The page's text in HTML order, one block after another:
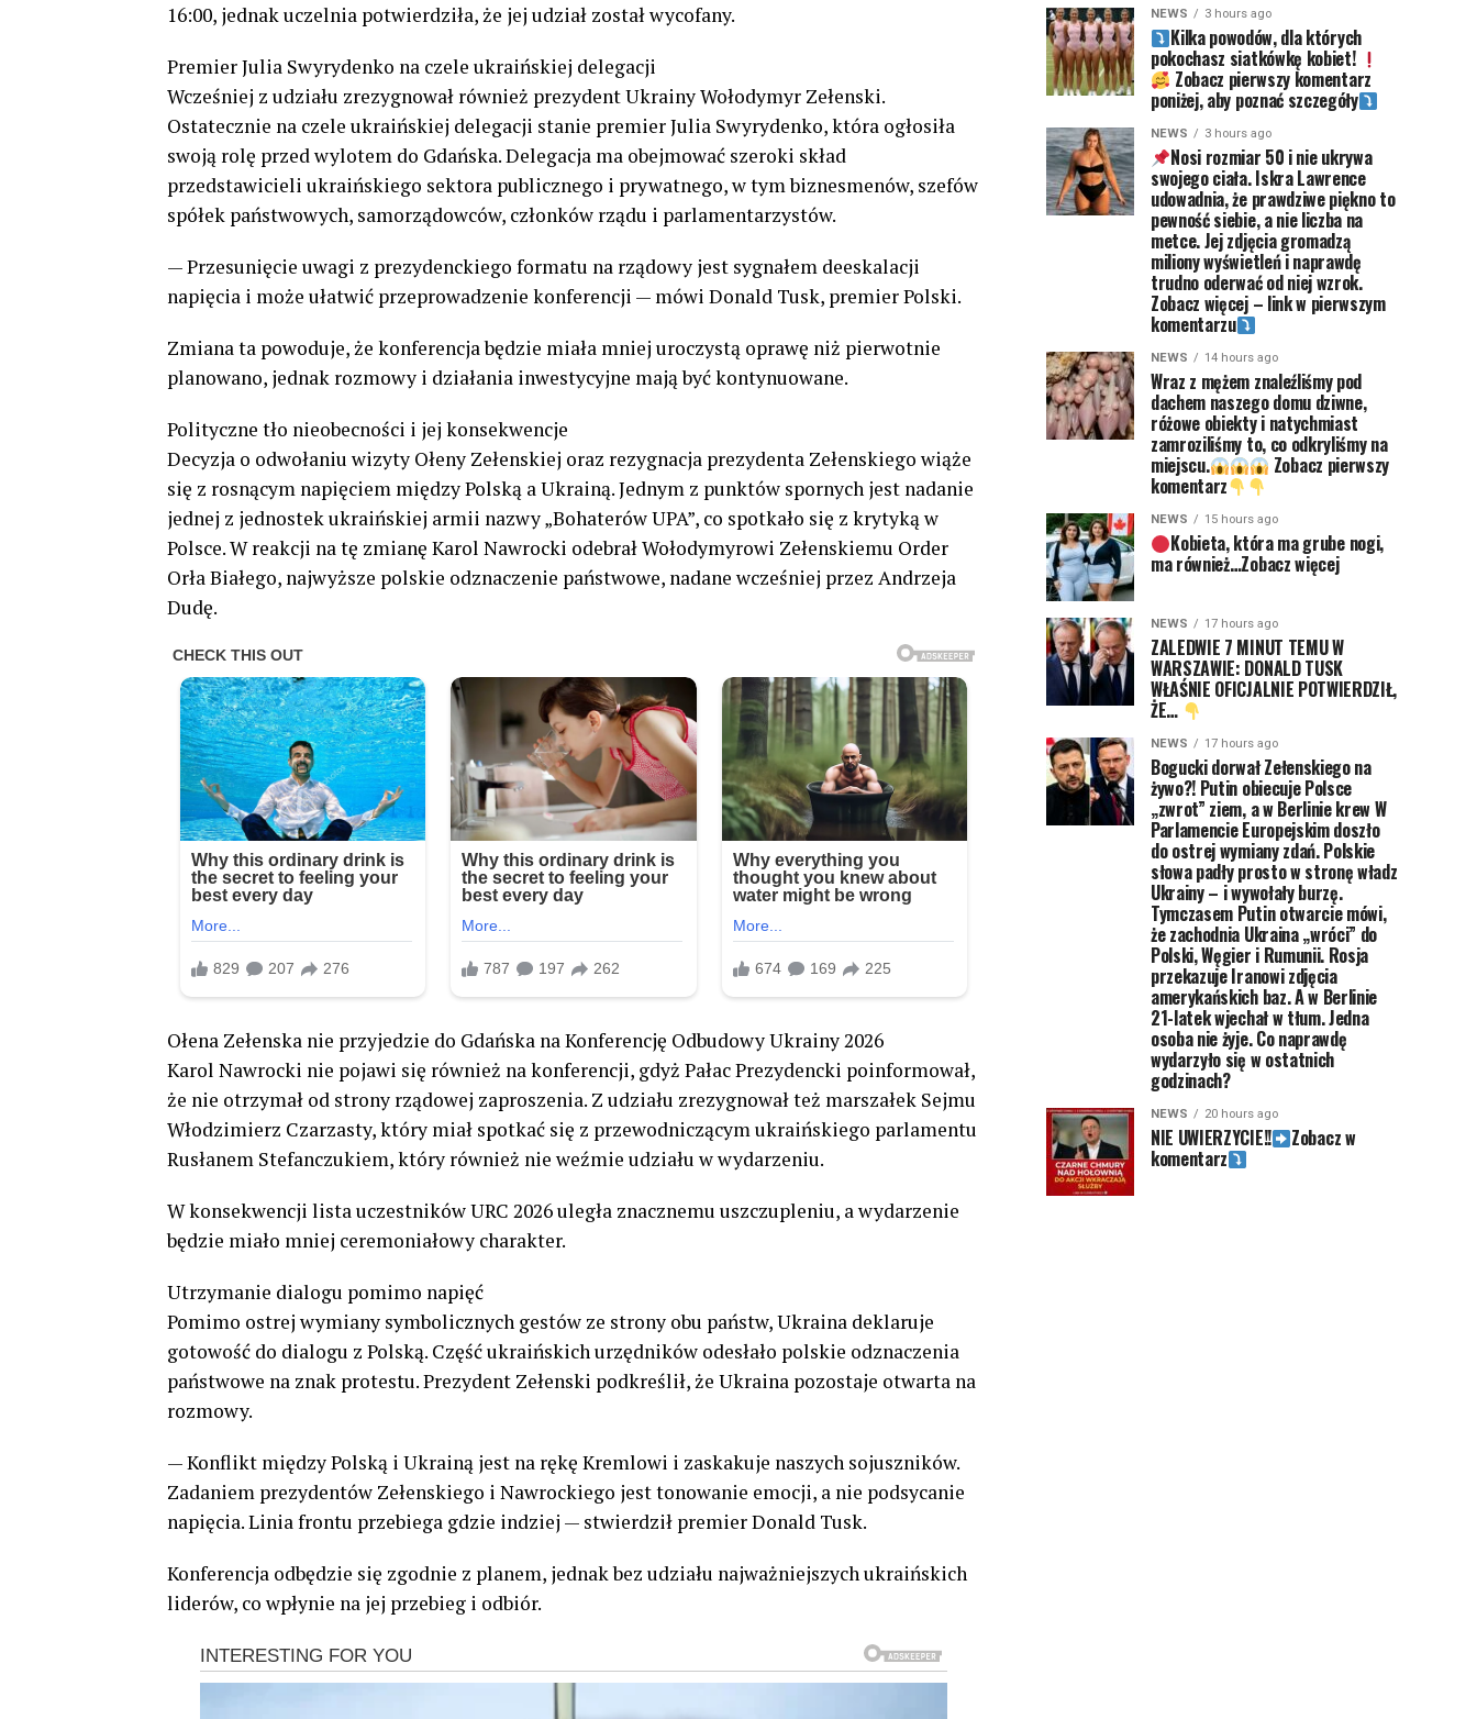
16:00, jednak uczelnia potwierdziła, że jej udział został wycofany.
Premier Julia Swyrydenko na czele ukraińskiej delegacji
Wcześniej z udziału zrezygnował również prezydent Ukrainy Wołodymyr Zełenski.
Ostatecznie na czele ukraińskiej delegacji stanie premier Julia Swyrydenko, która ogłosiła
swoją rolę przed wylotem do Gdańska. Delegacja ma obejmować szeroki skład
przedstawicieli ukraińskiego sektora publicznego i prywatnego, w tym biznesmenów, szefów
spółek państwowych, samorządowców, członków rządu i parlamentarzystów.
— Przesunięcie uwagi z prezydenckiego formatu na rządowy jest sygnałem deeskalacji
napięcia i może ułatwić przeprowadzenie konferencji — mówi Donald Tusk, premier Polski.
Zmiana ta powoduje, że konferencja będzie miała mniej uroczystą oprawę niż pierwotnie
planowano, jednak rozmowy i działania inwestycyjne mają być kontynuowane.
Polityczne tło nieobecności i jej konsekwencje
Decyzja o odwołaniu wizyty Ołeny Zełenskiej oraz rezygnacja prezydenta Zełenskiego wiąże
się z rosnącym napięciem między Polską a Ukrainą. Jednym z punktów spornych jest nadanie
jednej z jednostek ukraińskiej armii nazwy „Bohaterów UPA”, co spotkało się z krytyką w
Polsce. W reakcji na tę zmianę Karol Nawrocki odebrał Wołodymyrowi Zełenskiemu Order
Orła Białego, najwyższe polskie odznaczenie państwowe, nadane wcześniej przez Andrzeja
Dudę.
Ołena Zełenska nie przyjedzie do Gdańska na Konferencję Odbudowy Ukrainy 2026
Karol Nawrocki nie pojawi się również na konferencji, gdyż Pałac Prezydencki poinformował,
że nie otrzymał od strony rządowej zaproszenia. Z udziału zrezygnował też marszałek Sejmu
Włodzimierz Czarzasty, który miał spotkać się z przewodniczącym ukraińskiego parlamentu
Rusłanem Stefanczukiem, który również nie weźmie udziału w wydarzeniu.
W konsekwencji lista uczestników URC 2026 uległa znacznemu uszczupleniu, a wydarzenie
będzie miało mniej ceremoniałowy charakter.
Utrzymanie dialogu pomimo napięć
Pomimo ostrej wymiany symbolicznych gestów ze strony obu państw, Ukraina deklaruje
gotowość do dialogu z Polską. Część ukraińskich urzędników odesłało polskie odznaczenia
państwowe na znak protestu. Prezydent Zełenski podkreślił, że Ukraina pozostaje otwarta na
rozmowy.
— Konflikt między Polską i Ukrainą jest na rękę Kremlowi i zaskakuje naszych sojuszników.
Zadaniem prezydentów Zełenskiego i Nawrockiego jest tonowanie emocji, a nie podsycanie
napięcia. Linia frontu przebiega gdzie indziej — stwierdził premier Donald Tusk.
Konferencja odbędzie się zgodnie z planem, jednak bez udziału najważniejszych ukraińskich
liderów, co wpłynie na jej przebieg i odbiór.
NEWS 3 hours ago
Kilka powodów, dla których
pokochasz siatkówkę kobiet!
Zobacz pierwszy komentarz
poniżej, aby poznać szczegóły
NEWS 3 hours ago
Nosi rozmiar 50 i nie ukrywa
swojego ciała. Iskra Lawrence
udowadnia, że prawdziwe piękno to
pewność siebie, a nie liczba na
metce. Jej zdjęcia gromadzą
miliony wyświetleń i naprawdę
trudno oderwać od niej wzrok.
Zobacz więcej – link w pierwszym
komentarzu
NEWS 14 hours ago
Wraz z mężem znaleźliśmy pod
dachem naszego domu dziwne,
różowe obiekty i natychmiast
zamroziliśmy to, co odkryliśmy na
miejscu. Zobacz pierwszy
komentarz
NEWS 15 hours ago
Kobieta, która ma grube nogi,
ma również…Zobacz więcej
NEWS 17 hours ago
ZALEDWIE 7 MINUT TEMU W
WARSZAWIE: DONALD TUSK
WŁAŚNIE OFICJALNIE POTWIERDZIŁ,
ŻE…
NEWS 17 hours ago
Bogucki dorwał Zełenskiego na
żywo?! Putin obiecuje Polsce
„zwrot” ziem, a w Berlinie krew W
Parlamencie Europejskim doszło
do ostrej wymiany zdań. Polskie
słowa padły prosto w stronę władz
Ukrainy – i wywołały burzę.
Tymczasem Putin otwarcie mówi,
że zachodnia Ukraina „wróci” do
Polski, Węgier i Rumunii. Rosja
przekazuje Iranowi zdjęcia
amerykańskich baz. A w Berlinie
21-latek wjechał w tłum. Jedna
osoba nie żyje. Co naprawdę
wydarzyło się w ostatnich
godzinach?
NEWS 20 hours ago
NIE UWIERZYCIE!! Zobacz w
komentarz